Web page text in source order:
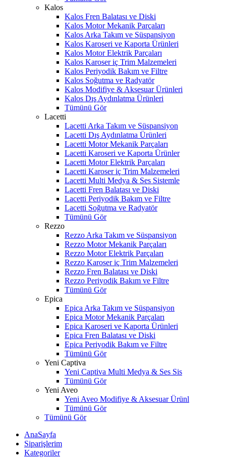
Kalos
Kalos Fren Balatası ve Diski
Kalos Motor Mekanik Parçaları
Kalos Arka Takım ve Süspansiyon
Kalos Karoseri ve Kaporta Ürünleri
Kalos Motor Elektrik Parçaları
Kalos Karoser iç Trim Malzemeleri
Kalos Periyodik Bakım ve Filtre
Kalos Soğutma ve Radyatör
Kalos Modifiye & Aksesuar Ürünleri
Kalos Dış Aydınlatma Ürünleri
Tümünü Gör
Lacetti
Lacetti Arka Takım ve Süspansiyon
Lacetti Dış Aydınlatma Ürünleri
Lacetti Motor Mekanik Parçaları
Lacetti Karoseri ve Kaporta Ürünler
Lacetti Motor Elektrik Parçaları
Lacetti Karoser iç Trim Malzemeleri
Lacetti Multi Medya & Ses Sistemle
Lacetti Fren Balatası ve Diski
Lacetti Periyodik Bakım ve Filtre
Lacetti Soğutma ve Radyatör
Tümünü Gör
Rezzo
Rezzo Arka Takım ve Süspansiyon
Rezzo Motor Mekanik Parçaları
Rezzo Motor Elektrik Parçaları
Rezzo Karoser iç Trim Malzemeleri
Rezzo Fren Balatası ve Diski
Rezzo Periyodik Bakım ve Filtre
Tümünü Gör
Epica
Epica Arka Takım ve Süspansiyon
Epica Motor Mekanik Parçaları
Epica Karoseri ve Kaporta Ürünleri
Epica Fren Balatası ve Diski
Epica Periyodik Bakım ve Filtre
Tümünü Gör
Yeni Captiva
Yeni Captiva Multi Medya & Ses Sis
Tümünü Gör
Yeni Aveo
Yeni Aveo Modifiye & Aksesuar Ürünl
Tümünü Gör
Tümünü Gör
AnaSayfa
Siparişlerim
Kategoriler